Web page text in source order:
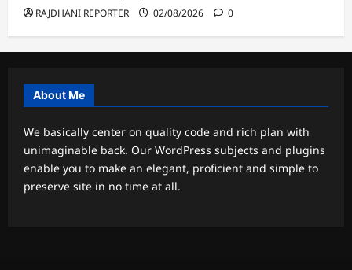
RAJDHANI REPORTER 02/08/2026 0
About Me
We basically center on quality code and rich plan with
unimaginable back. Our WordPress subjects and plugins
enable you to make an elegant, proficient and simple to
preserve site in no time at all.